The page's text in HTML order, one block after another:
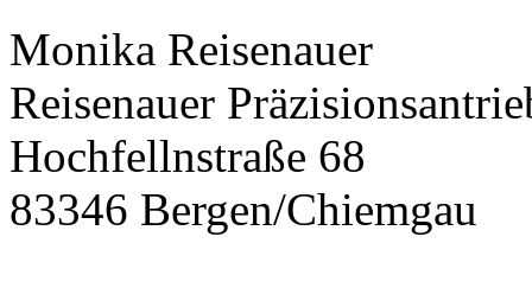
Monika Reisenauer
Reisenauer
Hochfellnstraße 68
83346 Bergen/Chiemgau